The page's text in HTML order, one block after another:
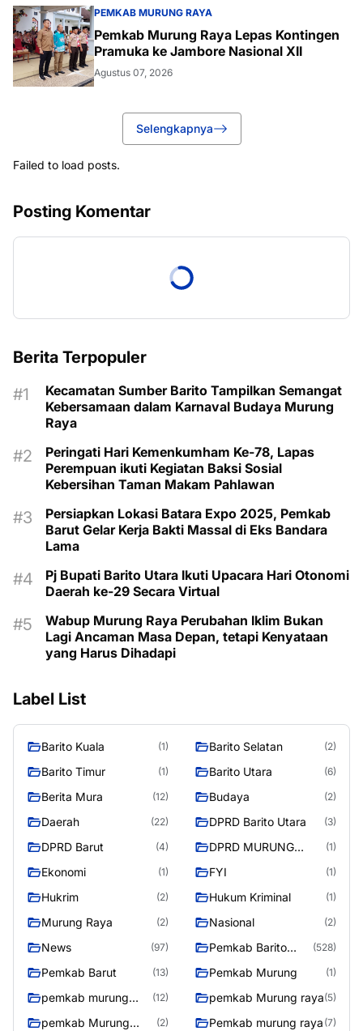
PEMKAB MURUNG RAYA
Pemkab Murung Raya Lepas Kontingen
Pramuka ke Jambore Nasional XII
Agustus 07, 2026
Selengkapnya
Failed to load posts.
Posting Komentar
Berita Terpopuler
Kecamatan Sumber Barito Tampilkan Semangat
Kebersamaan dalam Karnaval Budaya Murung
Raya
Peringati Hari Kemenkumham Ke-78, Lapas
Perempuan ikuti Kegiatan Baksi Sosial
Kebersihan Taman Makam Pahlawan
Persiapkan Lokasi Batara Expo 2025, Pemkab
Barut Gelar Kerja Bakti Massal di Eks Bandara
Lama
Pj Bupati Barito Utara Ikuti Upacara Hari Otonomi
Daerah ke-29 Secara Virtual
Wabup Murung Raya Perubahan Iklim Bukan
Lagi Ancaman Masa Depan, tetapi Kenyataan
yang Harus Dihadapi
Label List
Barito Kuala (1) Barito Selatan (2)
Barito Timur (1) Barito Utara (6)
Berita Mura (12) Budaya (2)
Daerah (22) DPRD Barito Utara (3)
DPRD Barut (4)
DPRD MURUNG
(1)
Ekonomi (1) FYI (1)
Hukrim (2) Hukum Kriminal (1)
Murung Raya (2) Nasional (2)
News (97)
Pemkab Barito
(528)
Pemkab Barut (13) Pemkab Murung (1)
pemkab murung
(12) pemkab Murung raya(5)
pemkab Murung
(2) Pemkab murung raya (7)